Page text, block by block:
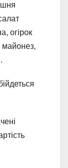
огірок
майонез,